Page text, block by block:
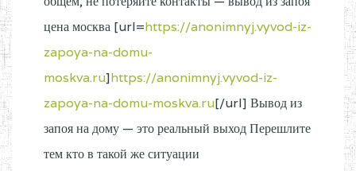
цена москва [url=https://anonimnyj.vyvod-iz-
zapoya-na-domu-
moskva.ru]https://anonimnyj.vyvod-iz-
zapoya-na-domu-moskva.ru[/url] Вывод из
запоя на дому — это реальный выход Перешлите
тем кто в такой же ситуации